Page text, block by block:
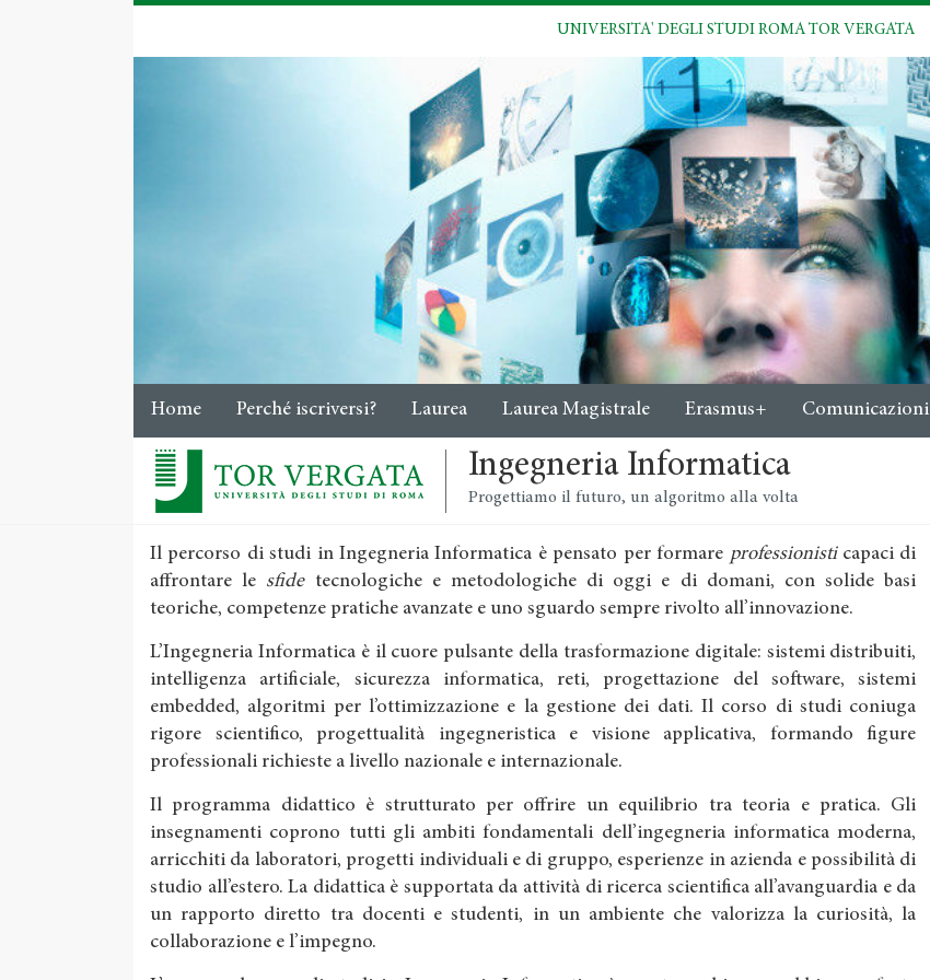
UNIVERSITA' DEGLI STUDI ROMA TOR VERGATA
Home Perché iscriversi? Laurea Laurea Magistrale Erasmus+ Comunicazioni
Ingegneria Informatica
Progettiamo il futuro, un algoritmo alla volta
Il percorso di studi in Ingegneria Informatica è pensato per formare professionisticapaci di
affrontare le sfidetecnologiche e metodologiche di oggi e di domani, con solide basi
teoriche, competenze pratiche avanzate e uno sguardo sempre rivolto all’innovazione.
L’Ingegneria Informatica è il cuore pulsante della trasformazione digitale: sistemi distribuiti,
intelligenza artificiale, sicurezza informatica, reti, progettazione del software, sistemi
embedded, algoritmi per l’ottimizzazione e la gestione dei dati. Il corso di studi coniuga
rigore scientifico, progettualità ingegneristica e visione applicativa, formando figure
professionali richieste a livello nazionale e internazionale.
Il programma didattico è strutturato per offrire un equilibrio tra teoria e pratica. Gli
insegnamenti coprono tutti gli ambiti fondamentali dell’ingegneria informatica moderna,
arricchiti da laboratori, progetti individuali e di gruppo, esperienze in azienda e possibilità di
studio all’estero. La didattica è supportata da attività di ricerca scientifica all’avanguardia e da
un rapporto diretto tra docenti e studenti, in un ambiente che valorizza la curiosità, la
collaborazione e l’impegno.